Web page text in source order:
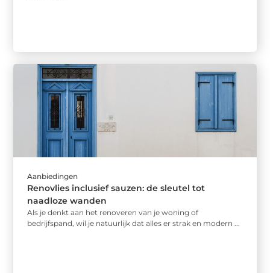
Aanbiedingen
Renovlies inclusief sauzen: de sleutel tot
naadloze wanden
Als je denkt aan het renoveren van je woning of
bedrijfspand, wil je natuurlijk dat alles er strak en modern ...